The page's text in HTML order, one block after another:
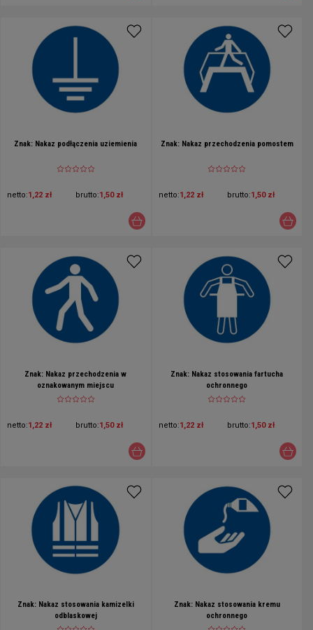
Znak: Nakaz podłączenia uziemienia
netto:1,22 zł brutto:1,50 zł
Znak: Nakaz przechodzenia pomostem
netto:1,22 zł brutto:1,50 zł
Znak: Nakaz przechodzenia w
oznakowanym miejscu
netto:1,22 zł brutto:1,50 zł
Znak: Nakaz stosowania fartucha
ochronnego
netto:1,22 zł brutto:1,50 zł
Znak: Nakaz stosowania kamizelki
odblaskowej
Znak: Nakaz stosowania kremu
ochronnego